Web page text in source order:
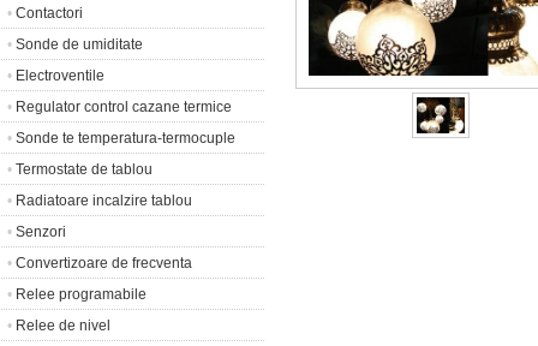
• Contactori
• Sonde de umiditate
• Electroventile
• Regulator control cazane termice
• Sonde te temperatura-termocuple
• Termostate de tablou
• Radiatoare incalzire tablou
• Senzori
• Convertizoare de frecventa
• Relee programabile
• Relee de nivel